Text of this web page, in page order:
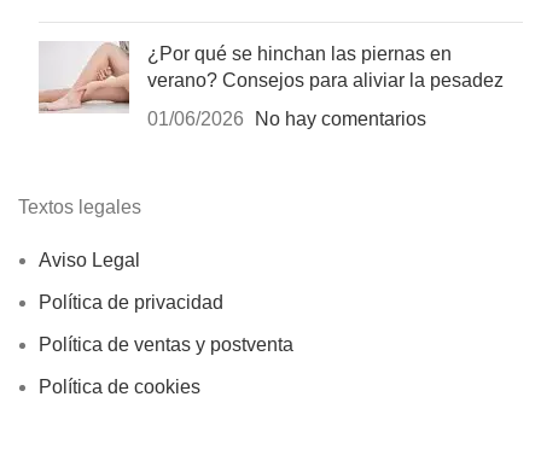
¿Por qué se hinchan las piernas en
verano? Consejos para aliviar la pesadez
01/06/2026
No hay comentarios
Textos legales
Aviso Legal
Política de privacidad
Política de ventas y postventa
Política de cookies